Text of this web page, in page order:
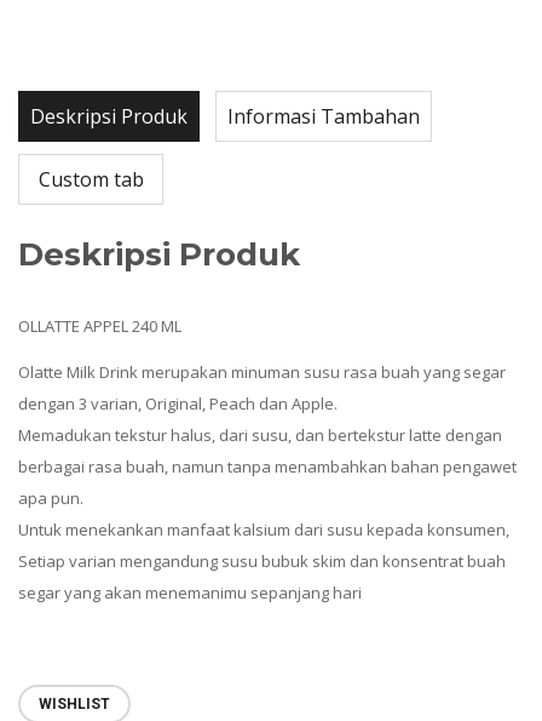
Deskripsi Produk Informasi Tambahan
Custom tab
Deskripsi Produk
OLLATTE APPEL 240 ML
Olatte Milk Drink merupakan minuman susu rasa buah yang segar
dengan 3 varian, Original, Peach dan Apple.
Memadukan tekstur halus, dari susu, dan bertekstur latte dengan
berbagai rasa buah, namun tanpa menambahkan bahan pengawet
apa pun.
Untuk menekankan manfaat kalsium dari susu kepada konsumen,
Setiap varian mengandung susu bubuk skim dan konsentrat buah
segar yang akan menemanimu sepanjang hari
WISHLIST